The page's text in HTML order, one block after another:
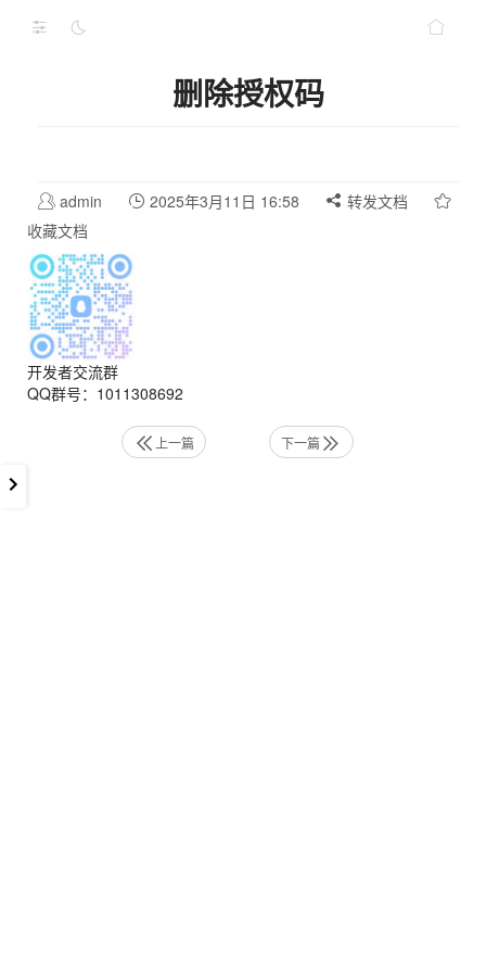
删除授权码
admin 2025年3月11日 16:58
转发文档
收藏文档
开发者交流群
QQ群号：1011308692
上一篇 下一篇